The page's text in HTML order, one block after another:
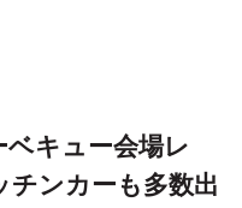
キュー会場レ
ンカーも多数出